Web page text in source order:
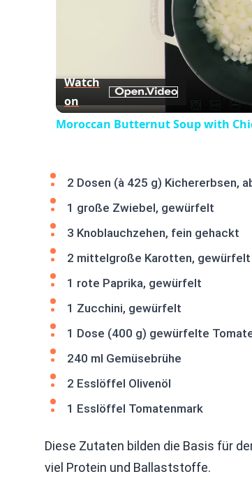
Watch
on
Moroccan Butternut Soup with
2 Dosen (à 425 g) Kichererbsen,
1 große Zwiebel, gewürfelt
3 Knoblauchzehen, fein gehackt
2 mittelgroße Karotten, gewürfelt
1 rote Paprika, gewürfelt
1 Zucchini, gewürfelt
1 Dose (400 g) gewürfelte
240 ml Gemüsebrühe
2 Esslöffel Olivenöl
1 Esslöffel Tomatenmark
Diese Zutaten bilden die Basis für
viel Protein und Ballaststoffe.